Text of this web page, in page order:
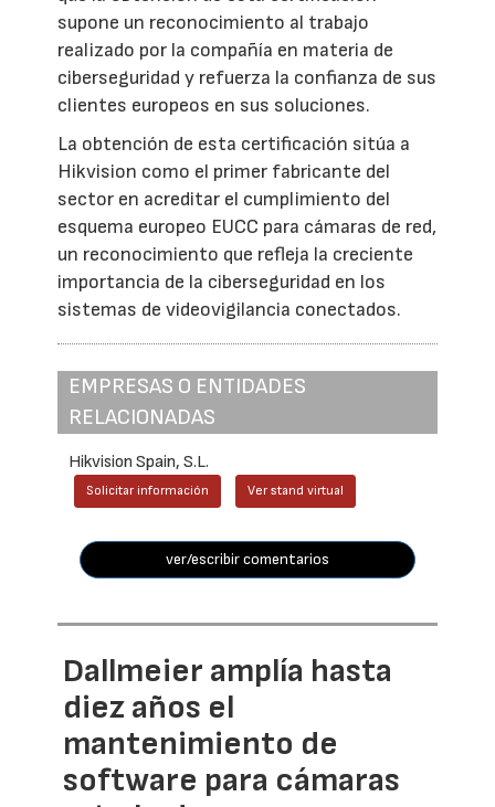
supone un reconocimiento al trabajo
realizado por la compañía en materia de
ciberseguridad y refuerza la confianza de sus
clientes europeos en sus soluciones.
La obtención de esta certificación sitúa a
Hikvision como el primer fabricante del
sector en acreditar el cumplimiento del
esquema europeo EUCC para cámaras de red,
un reconocimiento que refleja la creciente
importancia de la ciberseguridad en los
sistemas de videovigilancia conectados.
EMPRESAS O ENTIDADES
RELACIONADAS
Hikvision Spain, S.L.
Solicitar información Ver stand virtual
ver/escribir comentarios
Dallmeier amplía hasta
diez años el
mantenimiento de
software para cámaras